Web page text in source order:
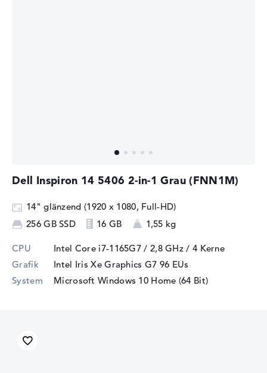
Dell Inspiron 14 5406 2-in-1 Grau (FNN1M)
14" glänzend (1920 x 1080, Full-HD)
256 GB SSD
16 GB 1,55 kg
CPU Intel Core i7-1165G7 / 2,8 GHz / 4 Kerne
Grafik
Intel Iris Xe Graphics G7 96 EUs
System
Microsoft Windows 10 Home (64 Bit)